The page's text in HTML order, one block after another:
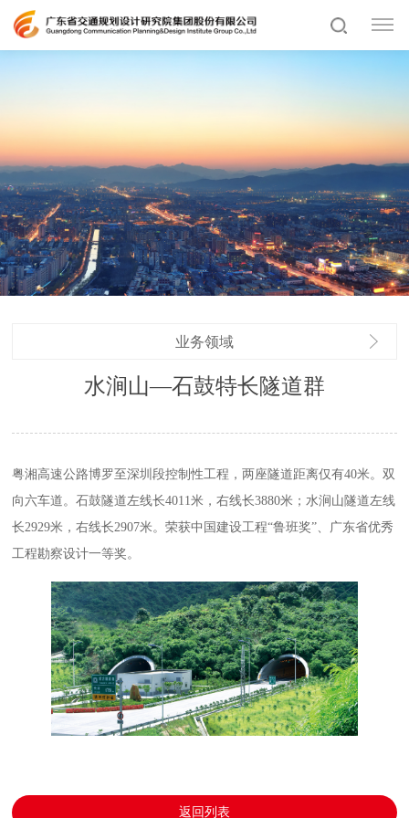
业务领域
水涧山—石鼓特长隧道群
粤湘高速公路博罗至深圳段控制性工程，两座隧道距离仅有40米。双
向六车道。石鼓隧道左线长4011米，右线长3880米；水涧山隧道左线
长2929米，右线长2907米。荣获中国建设工程“鲁班奖”、广东省优秀
工程勘察设计一等奖。
返回列表